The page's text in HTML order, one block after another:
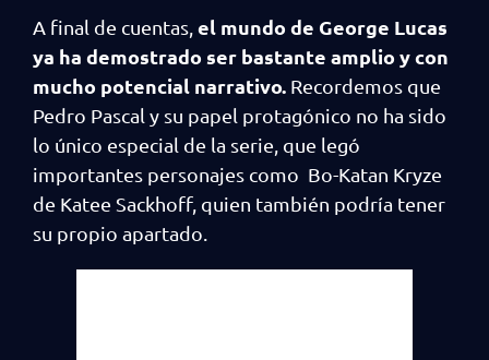
A final de cuentas, el mundo de George Lucas
ya ha demostrado ser bastante amplio y con
mucho potencial narrativo. Recordemos que
Pedro Pascal y su papel protagónico no ha sido
lo único especial de la serie, que legó
importantes personajes como Bo-Katan Kryze
de Katee Sackhoff, quien también podría tener
su propio apartado.